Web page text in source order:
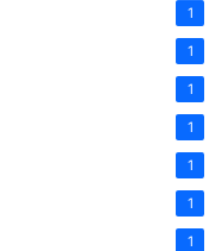
1
1
1
1
1
1
1